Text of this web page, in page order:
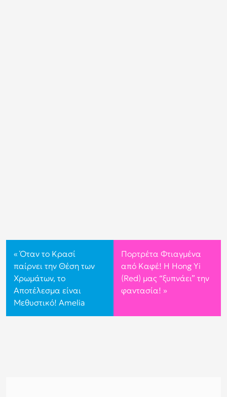
«Όταν το Κρασί
παίρνει την Θέση των
Χρωμάτων, το
Αποτέλεσμα είναι
Μεθυστικό! Amelia
Πορτρέτα Φτιαγμένα
από Καφέ! Η Hong Yi
(Red) μας “ξυπνάει” την
φαντασία! »